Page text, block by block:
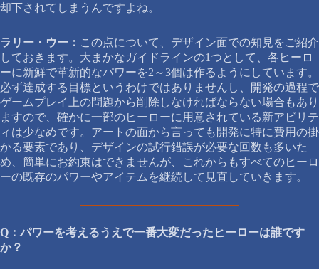
却下されてしまうんですよね。
ラリー・ウー： この点について、デザイン面での知見をご紹介
しておきます。大まかなガイドラインの1つとして、各ヒーロ
ーに新鮮で革新的なパワーを2～3個は作るようにしています。
必ず達成する目標というわけではありませんし、開発の過程で
ゲームプレイ上の問題から削除しなければならない場合もあり
ますので、確かに一部のヒーローに用意されている新アビリテ
ィは少なめです。アートの面から言っても開発に特に費用の掛
かる要素であり、デザインの試行錯誤が必要な回数も多いた
め、簡単にお約束はできませんが、これからもすべてのヒーロ
ーの既存のパワーやアイテムを継続して見直していきます。
Q：パワーを考えるうえで一番大変だったヒーローは誰です
か？